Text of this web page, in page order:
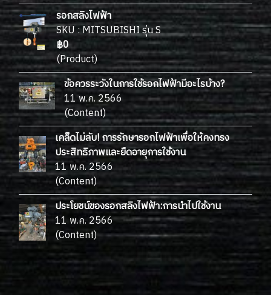
รอกสลิงไฟฟ้า
SKU : MITSUBISHI รุ่น S
฿0
(Product)
ข้อควรระวังในการใช้รอกไฟฟ้ามีอะไรบ้าง?
11 พ.ค. 2566
(Content)
เคล็ดไม่ลับ! การรักษารอกไฟฟ้าเพื่อให้คงทรง
ประสิทธิภาพและยืดอายุการใช้งาน
11 พ.ค. 2566
(Content)
ประโยชน์ของรอกสลิงไฟฟ้า:การนำไปใช้งาน
11 พ.ค. 2566
(Content)